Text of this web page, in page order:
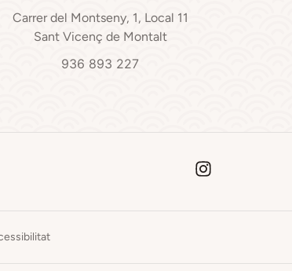
Carrer del Montseny, 1, Local 11
Sant Vicenç de Montalt
936 893 227